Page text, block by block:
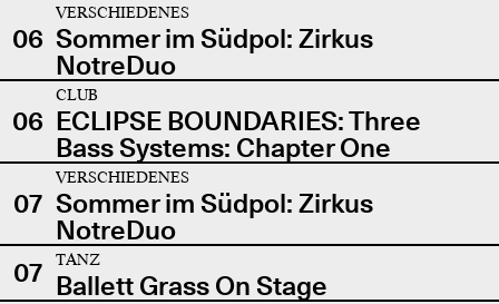
06
VERSCHIEDENES
Sommer im Südpol: Zirkus
NotreDuo
06
CLUB
ECLIPSE BOUNDARIES: Three
Bass Systems: Chapter One
07
VERSCHIEDENES
Sommer im Südpol: Zirkus
NotreDuo
07
TANZ
Ballett Grass On Stage